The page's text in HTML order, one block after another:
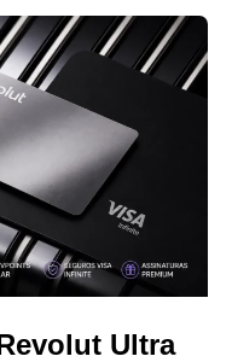
Ultra